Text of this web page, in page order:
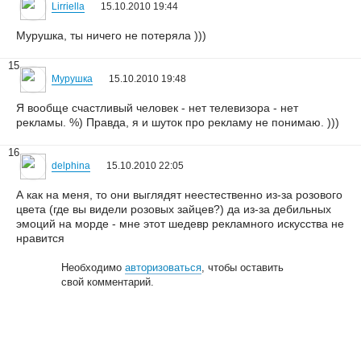
Lirriella 15.10.2010 19:44
Мурушка, ты ничего не потеряла )))
15
Мурушка 15.10.2010 19:48
Я вообще счастливый человек - нет телевизора - нет
рекламы. %) Правда, я и шуток про рекламу не понимаю. )))
16
delphina 15.10.2010 22:05
А как на меня, то они выглядят неестественно из-за розового
цвета (где вы видели розовых зайцев?) да из-за дебильных
эмоций на морде - мне этот шедевр рекламного искусства не
нравится
Необходимоавторизоваться, чтобы оставить
свой комментарий.